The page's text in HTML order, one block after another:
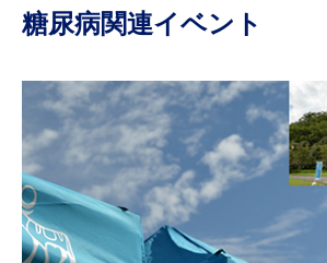
糖尿病関連イベント